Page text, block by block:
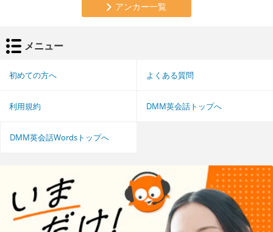
アンカー一覧
メニュー
初めての方へ よくある質問
利用規約 DMM英会話トップへ
DMM英会話Wordsトップへ